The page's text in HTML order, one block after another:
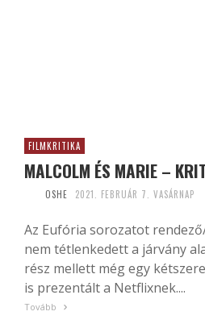
FILMKRITIKA
MALCOLM ÉS MARIE –
OSHE 2021. FEBRUÁR 7. VASÁRNAP
Az Eufória sorozatot
nem tétlenkedett a járvány
rész mellett még egy
is prezentált a Netflixnek....
Tovább